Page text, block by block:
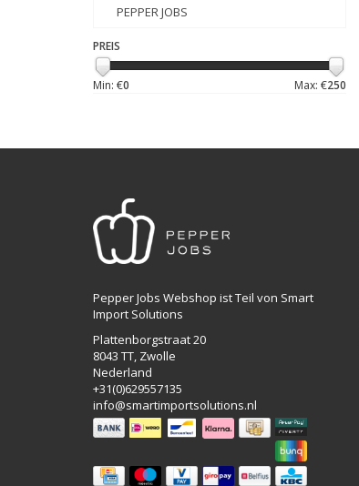
PEPPER JOBS
PREIS
Min: €0 Max: €250
Pepper Jobs Webshop ist Teil von Smart
Import Solutions
Plattenborgstraat 20
8043 TT, Zwolle
Nederland
+31(0)629557135
info@smartimportsolutions.nl